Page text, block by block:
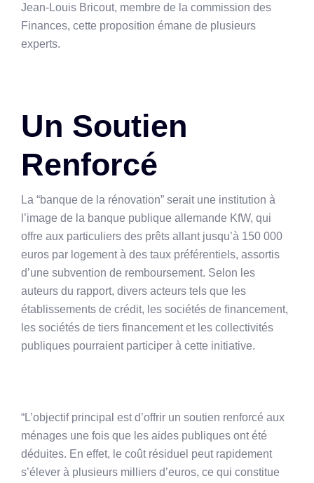
Jean-Louis Bricout, membre de la commission des
Finances, cette proposition émane de plusieurs
experts.
Un Soutien
Renforcé
La “banque de la rénovation” serait une institution à
l’image de la banque publique allemande KfW, qui
offre aux particuliers des prêts allant jusqu’à 150 000
euros par logement à des taux préférentiels, assortis
d’une subvention de remboursement. Selon les
auteurs du rapport, divers acteurs tels que les
établissements de crédit, les sociétés de financement,
les sociétés de tiers financement et les collectivités
publiques pourraient participer à cette initiative.
“L’objectif principal est d’offrir un soutien renforcé aux
ménages une fois que les aides publiques ont été
déduites. En effet, le coût résiduel peut rapidement
s’élever à plusieurs milliers d’euros, ce qui constitue